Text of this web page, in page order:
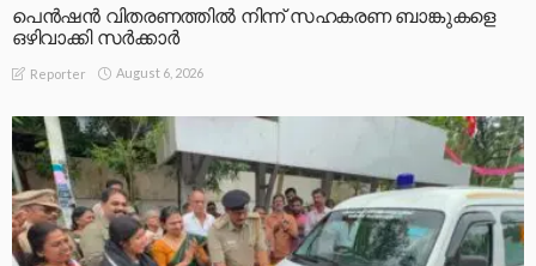
പെൻഷൻ വിതരണത്തിൽ നിന്ന് സഹകരണ ബാങ്കുകളെ
ഒഴിവാക്കി സർക്കാർ
Reporter August 6, 2026